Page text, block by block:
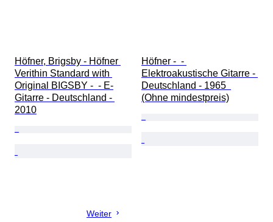
Höfner, Brigsby - Höfner
Verithin Standard with
Original BIGSBY -  - E-
Gitarre - Deutschland -
2010
Höfner -  -
Elektroakustische Gitarre -
Deutschland - 1965
(Ohne mindestpreis)
Weiter